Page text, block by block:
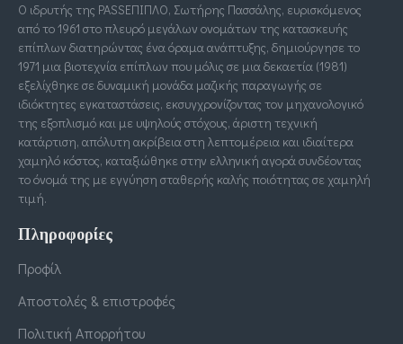
Ο ιδρυτής της PASSΕΠΙΠΛΟ, Σωτήρης Πασσάλης, ευρισκόμενος
από το 1961 στο πλευρό μεγάλων ονομάτων της κατασκευής
επίπλων διατηρώντας ένα όραμα ανάπτυξης, δημιούργησε το
1971 μια βιοτεχνία επίπλων που μόλις σε μια δεκαετία (1981)
εξελίχθηκε σε δυναμική μονάδα μαζικής παραγωγής σε
ιδιόκτητες εγκαταστάσεις, εκσυγχρονίζοντας τον μηχανολογικό
της εξοπλισμό και με υψηλούς στόχους, άριστη τεχνική
κατάρτιση, απόλυτη ακρίβεια στη λεπτομέρεια και ιδιαίτερα
χαμηλό κόστος, καταξιώθηκε στην ελληνική αγορά συνδέοντας
το όνομά της με εγγύηση σταθερής καλής ποιότητας σε χαμηλή
τιμή.
Πληροφορίες
Προφίλ
Αποστολές & επιστροφές
Πολιτική Απορρήτου